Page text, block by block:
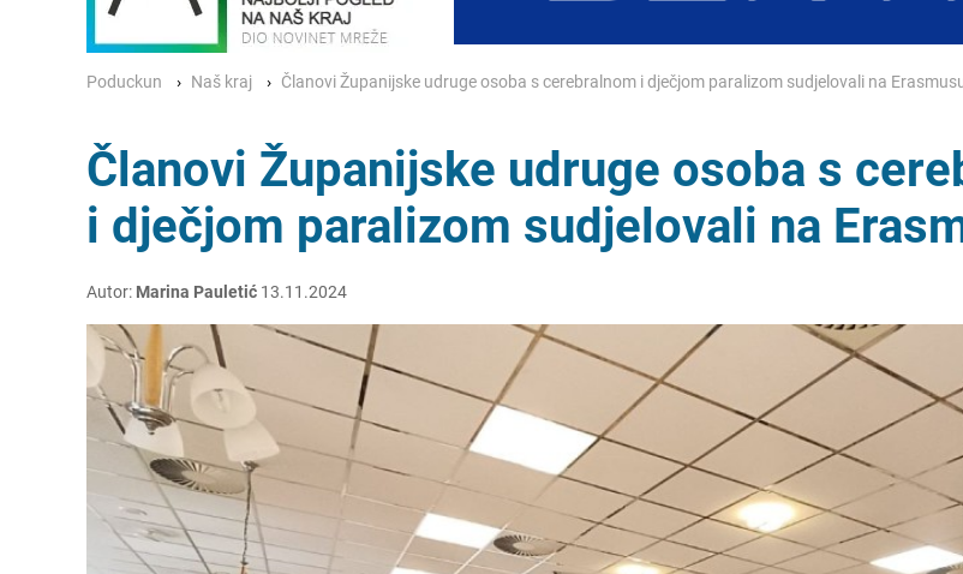
Poduckun Naš kraj Članovi Županijske udruge osoba s cerebralnom i dječjom paralizom sudjelovali na
Članovi Županijske udruge osoba s
i dječjom paralizom sudjelovali na
Autor: Marina Pauletić 13.11.2024